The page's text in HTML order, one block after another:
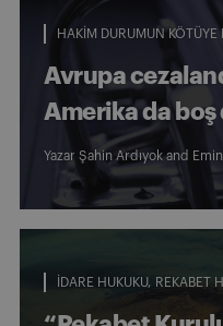
HAKIM DURUMUN KÖTÜYE
Avrupa
Amerika da
Yazar Şahin Ardıyokand
İDARE HUKUKU REKABET